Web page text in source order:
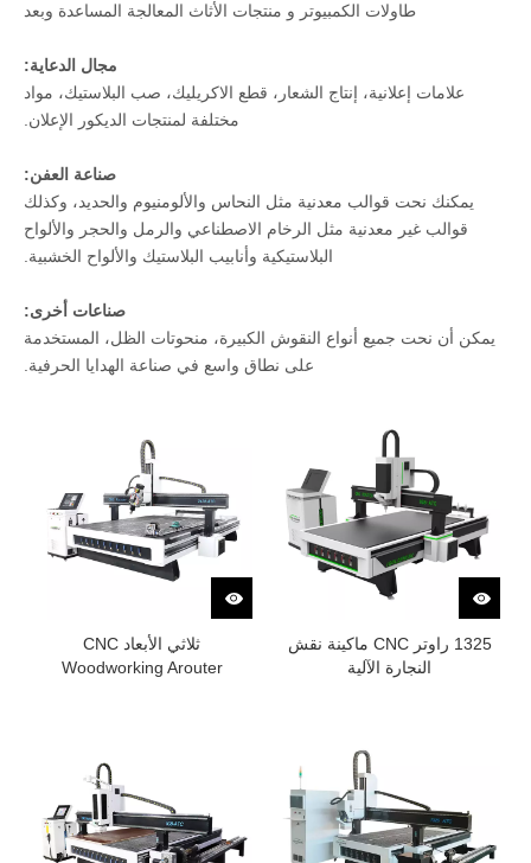
طاولات الكمبيوتر و منتجات الأثاث المعالجة المساعدة وبعد
مجال الدعاية:
علامات إعلانية، إنتاج الشعار، قطع الاكريليك، صب البلاستيك، مواد
مختلفة لمنتجات الديكور الإعلان.
صناعة العفن:
يمكنك نحت قوالب معدنية مثل النحاس والألومنيوم والحديد، وكذلك
قوالب غير معدنية مثل الرخام الاصطناعي والرمل والحجر والألواح
البلاستيكية وأنابيب البلاستيك والألواح الخشبية.
صناعات أخرى:
يمكن أن نحت جميع أنواع النقوش الكبيرة، منحوتات الظل، المستخدمة
على نطاق واسع في صناعة الهدايا الحرفية.
1325 راوتر CNC ماكينة نقش
النجارة الآلية
ثلاثي الأبعاد CNC
Woodworking Arouter